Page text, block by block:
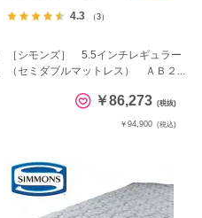
4.3 （3）
［シモンズ］ 5.5インチレギュラー
（セミダブルマットレス） ＡＢ２...
￥86,273 (税抜)
￥94,900 (税込)